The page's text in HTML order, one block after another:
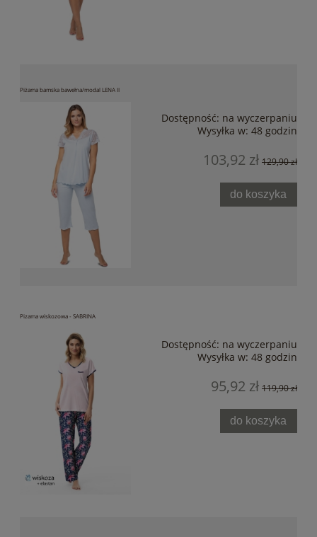
Piżama bamska bawełna/modal LENA II
Dostępność: na wyczerpaniu
Wysyłka w: 48 godzin
103,92 zł 129,90 zł
do koszyka
Pizama wiskozowa - SABRINA
Dostępność: na wyczerpaniu
Wysyłka w: 48 godzin
95,92 zł 119,90 zł
do koszyka